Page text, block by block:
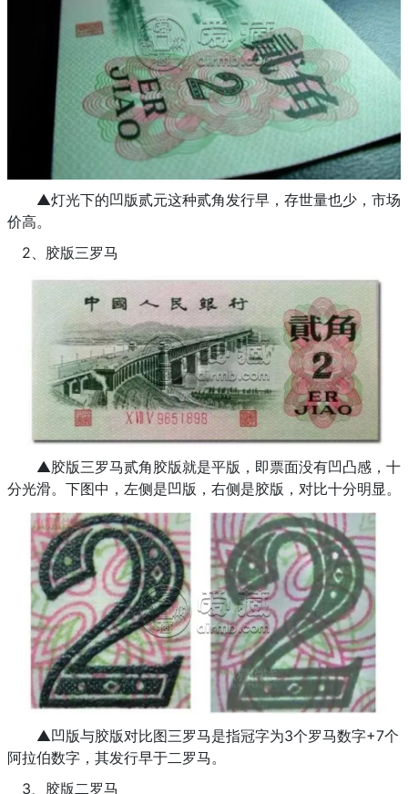
▲灯光下的凹版贰元这种贰角发行早，存世量也少，市场
价高。
2、胶版三罗马
▲胶版三罗马贰角胶版就是平版，即票面没有凹凸感，十
分光滑。下图中，左侧是凹版，右侧是胶版，对比十分明显。
▲凹版与胶版对比图三罗马是指冠字为3个罗马数字+7个
阿拉伯数字，其发行早于二罗马。
3、胶版二罗马